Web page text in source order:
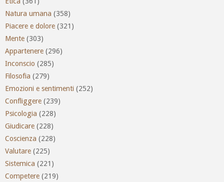
Natura umana (358)
Piacere e dolore (321)
Mente (303)
Appartenere (296)
Inconscio (285)
Filosofia (279)
Emozioni e sentimenti (252)
Confliggere (239)
Psicologia (228)
Giudicare (228)
Coscienza (228)
Valutare (225)
Sistemica (221)
Competere (219)